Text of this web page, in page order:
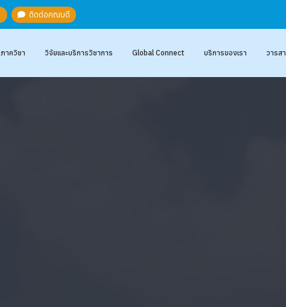
ติดต่อคณบดี
ภาควิชา วิจัยและบริการวิชาการ Global Connect บริการของเรา วารส